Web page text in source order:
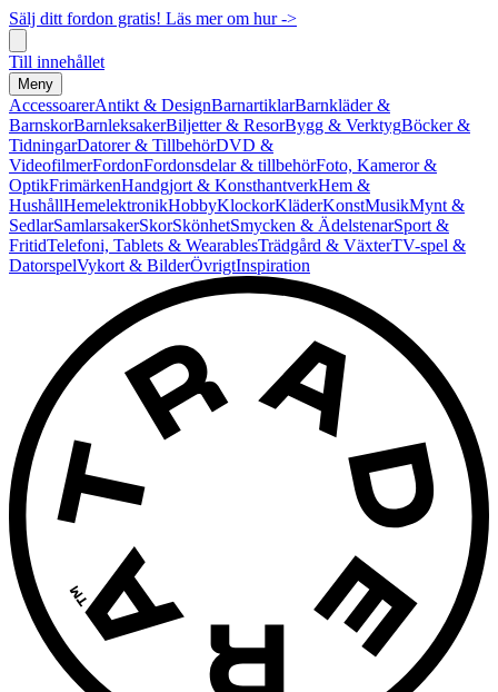
Sälj ditt fordon gratis! Läs mer om hur ->
Till innehållet
Meny
AccessoarerAntikt & DesignBarnartiklarBarnkläder &
BarnskorBarnleksakerBiljetter & ResorBygg & VerktygBöcker &
TidningarDatorer & TillbehörDVD &
VideofilmerFordonFordonsdelar & tillbehörFoto, Kameror &
OptikFrimärkenHandgjort & KonsthantverkHem &
HushållHemelektronikHobbyKlockorKläderKonstMusikMynt &
SedlarSamlarsakerSkorSkönhetSmycken & ÄdelstenarSport &
FritidTelefoni, Tablets & WearablesTrädgård & VäxterTV-spel &
DatorspelVykort & BilderÖvrigtInspiration